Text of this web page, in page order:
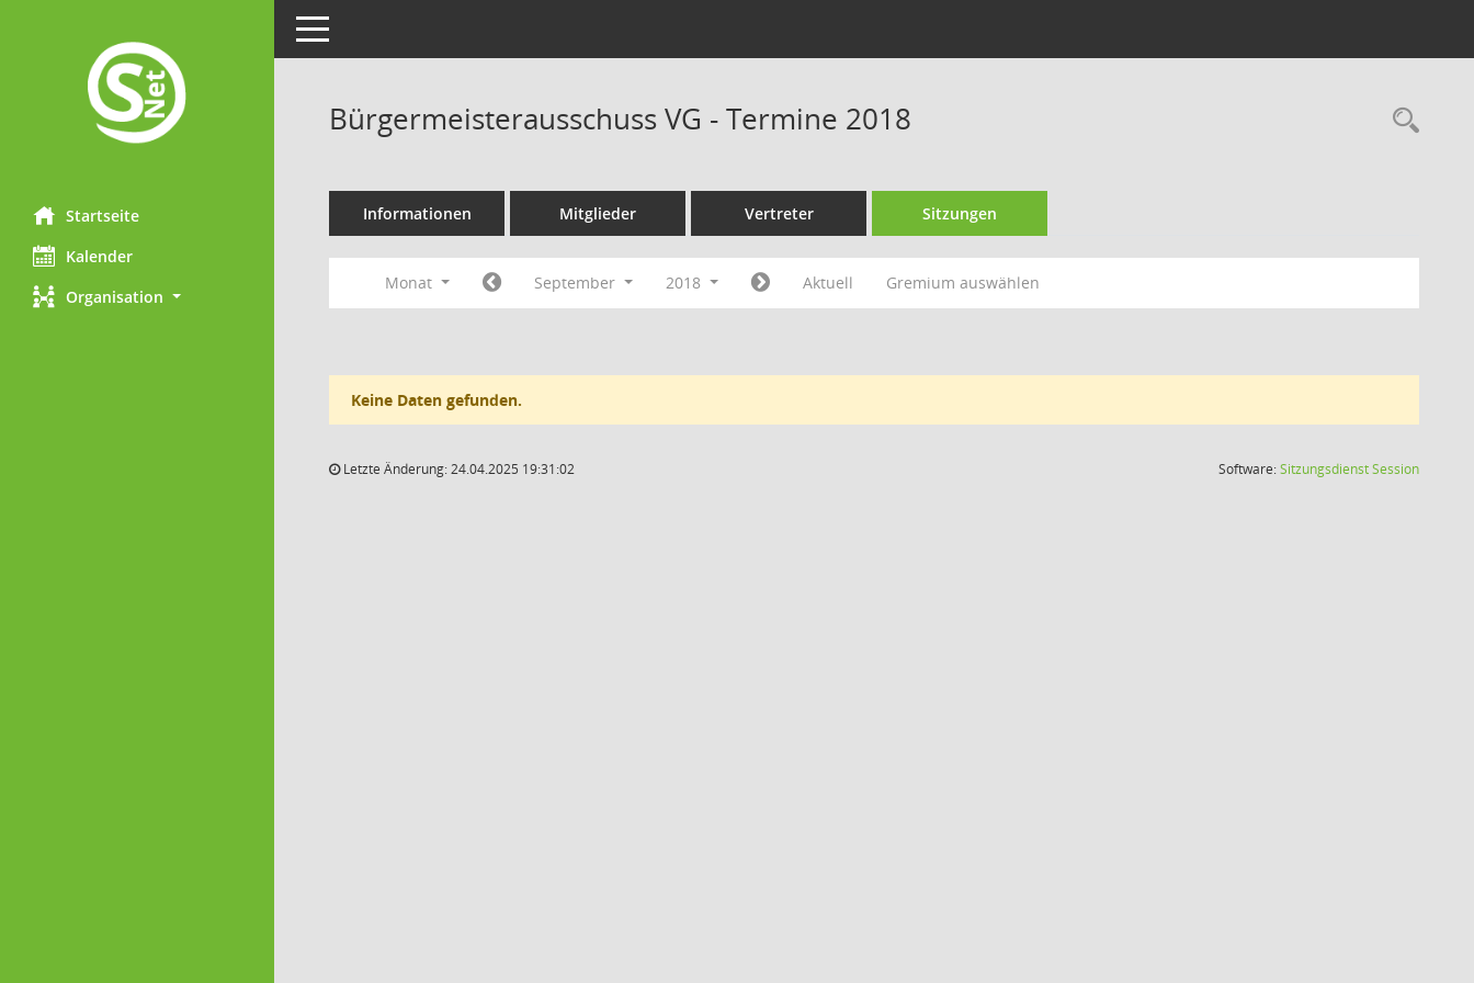
Startseite
Kalender
Organisation
Toggle navigation
Bürgermeisterausschuss VG - Termine 2018
Informationen Mitglieder Vertreter Sitzungen
Monat September 2018 Aktuell Gremium auswählen
Keine Daten gefunden.
Letzte Änderung: 24.04.2025 19:31:02 Software:SitzungsdienstSession(Wird in